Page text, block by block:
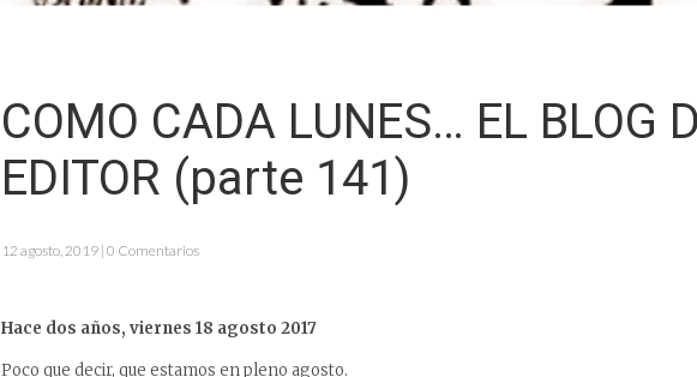
COMO CADA LUNES… EL BLOG
EDITOR (parte 141)
12 agosto, 2019 | 0 Comentarios
Hace dos años, viernes 18 agosto 2017
Poco que decir, que estamos en pleno agosto.